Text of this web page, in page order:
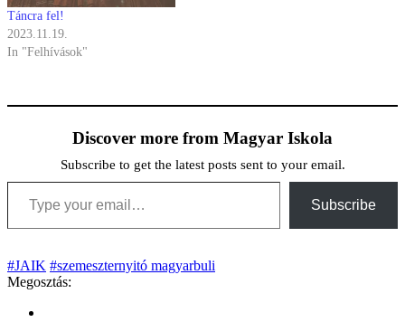
Táncra fel!
2023.11.19.
In "Felhívások"
Discover more from Magyar Iskola
Subscribe to get the latest posts sent to your email.
Type your email…
Subscribe
#JAIK #szemeszternyitó magyarbuli
Megosztás: